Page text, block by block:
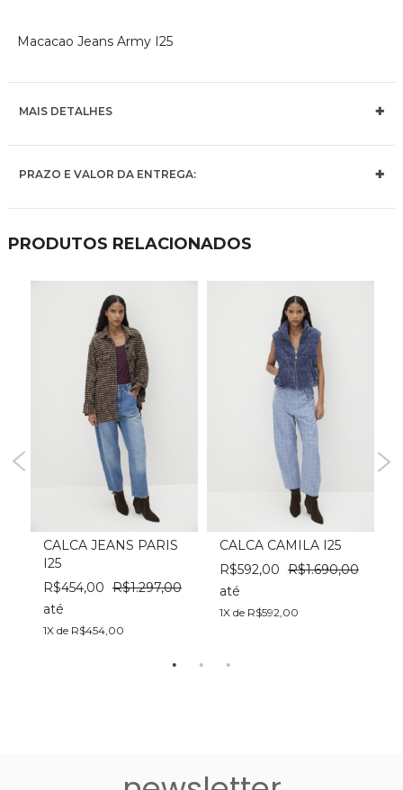
Macacao Jeans Army I25
MAIS DETALHES
PRAZO E VALOR DA ENTREGA:
PRODUTOS RELACIONADOS
CALCA JEANS PARIS
I25
R$454,00 R$1.297,00
até
1X de R$454,00
CALCA CAMILA I25
R$592,00 R$1.690,00
até
1X de R$592,00